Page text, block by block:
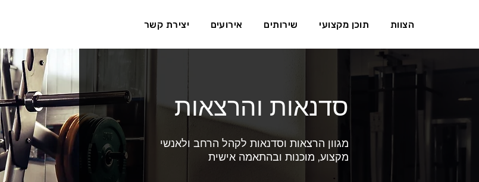
הצוות תוכן מקצועי שירותים אירועים יצירת קשר
סדנאות והרצאות
מגוון הרצאות וסדנאות לקהל הרחב ולאנשי
מקצוע, מוכנות ובהתאמה אישית